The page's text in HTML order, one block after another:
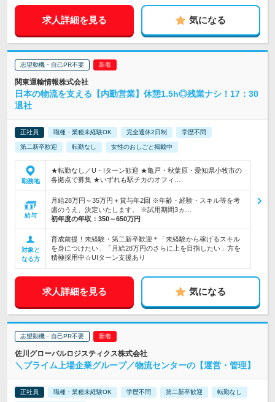
求人詳細を見る 気になる
志望動機・自己PR不要
関東運輸情報株式会社
日本の物流を支える【内勤営業】休憩1.5h◎残業ナシ！17：30
退社
正社員 職種・業種未経験OK 完全週休2日制 学歴不問
第二新卒歓迎 転勤なし 女性のおしごと掲載中
勤務地
★転勤なし／U・Iターン歓迎 ★亀戸・秋葉原・愛知県小牧市の
各拠点で募集 ★いずれも駅チカのオフィ…
給与
月給28万円～35万円＋賞与年2回 ※年齢・経験・スキル等を考
慮のうえ、決定いたします。 ※試用期間3ヵ…
初年度の年収： 350～650万円
対象と
なる方
育成前提！未経験・第二新卒歓迎＊「未経験から稼げるスキル
を身につけたい」「月給28万円のさらに上を目指したい」方を
積極採用中☆UIターン支援あり
求人詳細を見る 気になる
志望動機・自己PR不要
佐川グローバルロジスティクス株式会社
＼プライム上場企業グループ／物流センターの【運営・管理】
正社員 職種・業種未経験OK 学歴不問 第二新卒歓迎 転勤なし